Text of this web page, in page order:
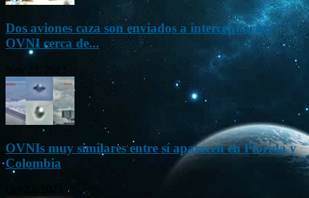
Dos aviones caza son enviados a interceptar un
OVNI cerca de...
Nov 22, 2023
OVNIs muy similares entre sí aparecen en Florida y
Colombia